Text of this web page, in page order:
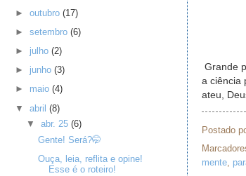
Grande
a ciência
ateu,
Postado
mente,
►outubro(17)
►setembro(6)
► julho(2)
► junho(3)
► maio(4)
▼abril(8)
▼ abr. 25 (6)
Gente! Será?🤭
Ouça, leia, reflita e opine!
Esse é o roteiro!